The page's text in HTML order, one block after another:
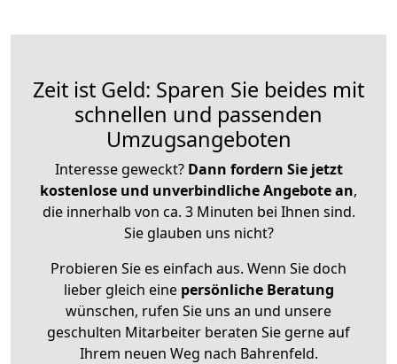
Zeit ist Geld: Sparen Sie beides mit
schnellen und passenden
Umzugsangeboten
Interesse geweckt? Dann fordern Sie jetzt
kostenlose und unverbindliche Angebote an,
die innerhalb von ca. 3 Minuten bei Ihnen sind.
Sie glauben uns nicht?
Probieren Sie es einfach aus. Wenn Sie doch
lieber gleich eine persönliche Beratung
wünschen, rufen Sie uns an und unsere
geschulten Mitarbeiter beraten Sie gerne auf
Ihrem neuen Weg nach Bahrenfeld.